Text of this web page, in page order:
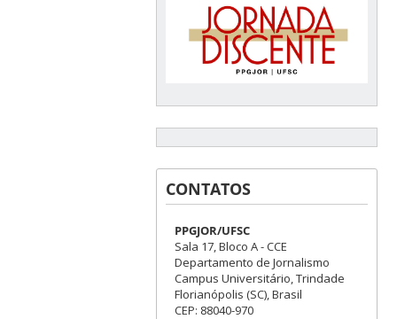
CONTATOS
PPGJOR/UFSC
Sala 17, Bloco A - CCE
Departamento de Jornalismo
Campus Universitário, Trindade
Florianópolis (SC), Brasil
CEP: 88040-970